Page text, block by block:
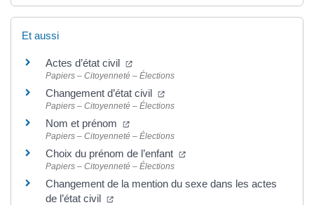
Et aussi
Actes d’état civil
Papiers – Citoyenneté – Élections
Changement d’état civil
Papiers – Citoyenneté – Élections
Nom et prénom
Papiers – Citoyenneté – Élections
Choix du prénom de l’enfant
Papiers – Citoyenneté – Élections
Changement de la mention du sexe dans les actes
de l’état civil